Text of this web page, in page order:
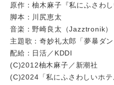
原作：柚木麻子『私にふさわ
脚本：川尻恵太
音楽：野崎良太（Jazztronik）
主題歌：奇妙礼太郎「夢暴ダン
配給：日活／KDDI
(C)2012柚木麻子／新潮社
(C)2024「私にふさわしいホテ